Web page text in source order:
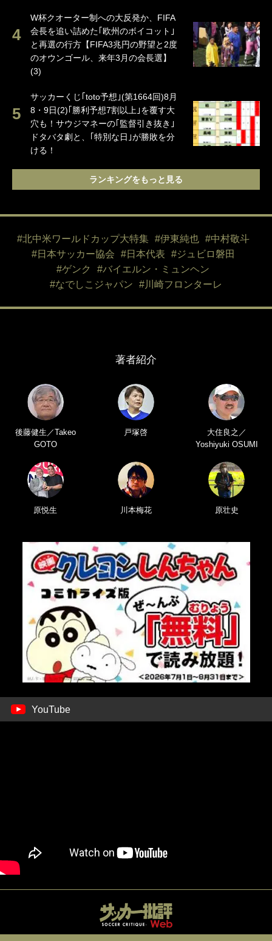
W杯クオーター制への大反発か、FIFA
会長を追い詰めた｢欧州のボイコット｣
と再選の行方【FIFA3兆円の野望と2度
のオウンゴール、来年3月の会長選】
(3)
サッカーくじ｢toto予想｣(第1664回)8月
8・9日(2)｢勝利予想7割以上｣を覆す大
穴も！サウジマネーの｢監督引き抜き｣
ドタバタ劇と、｢特別な日｣が勝敗を分
ける！
ランキングをもっと見る
#北中米ワールドカップ大特集 #伊東純也
#中村敬斗
#日本サッカー協会
#日本代表
#ジュビロ磐田
#ゲンク
#バイエルン・ミュンヘン
#なでしこジャパン
#川崎フロンターレ
著者紹介
後藤健生／Takeo
GOTO
戸塚啓
大住良之／
Yoshiyuki OSUMI
原悦生 川本梅花 原壮史
YouTube